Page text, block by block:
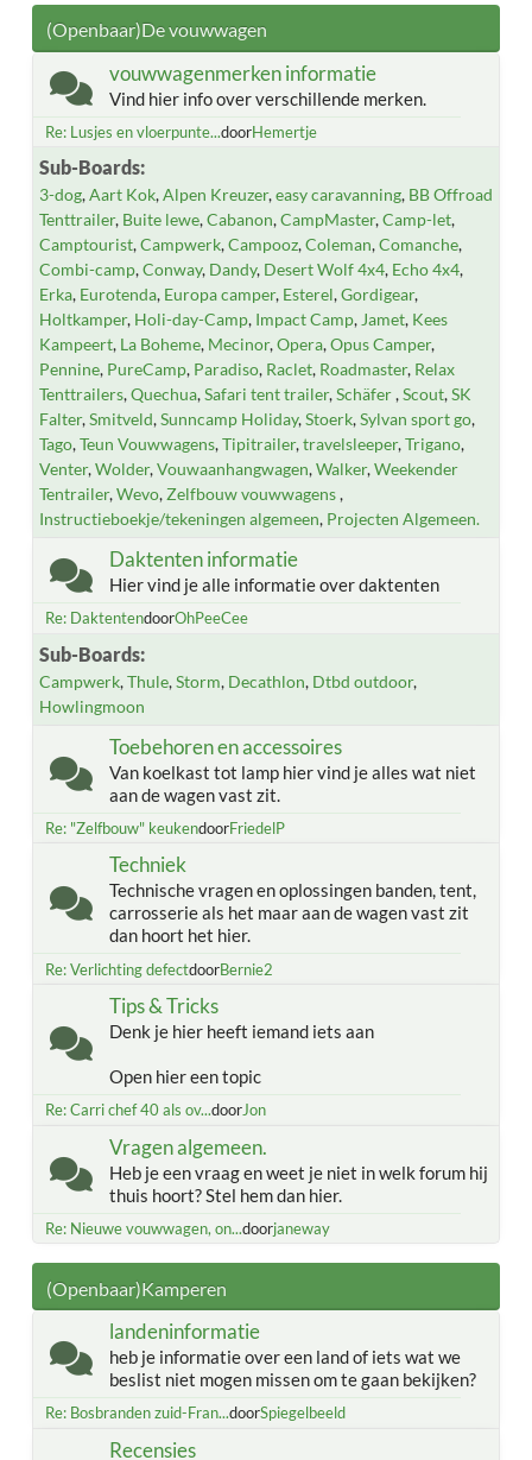
(Openbaar)De vouwwagen
vouwwagenmerken informatie
Vind hier info over verschillende merken.
Re: Lusjes en vloerpunte...doorHemertje
Sub-Boards
3-dog Aart Kok Alpen Kreuzer easy caravanning BB Offroad
Tenttrailer Buite lewe Cabanon CampMaster Camp-let
Camptourist Campwerk Campooz Coleman Comanche
Combi-camp Conway Dandy Desert Wolf 4x4 Echo 4x4
Erka Eurotenda Europa camper Esterel Gordigear
Holtkamper Holi-day-Camp Impact Camp Jamet Kees
Kampeert La Boheme Mecinor Opera Opus Camper
Pennine PureCamp Paradiso Raclet Roadmaster Relax
Tenttrailers Quechua Safari tent trailer Schäfer Scout SK
Falter Smitveld Sunncamp Holiday Stoerk Sylvan sport go
Tago Teun Vouwwagens Tipitrailer travelsleeper Trigano
Venter Wolder Vouwaanhangwagen Walker Weekender
Tentrailer Wevo Zelfbouw vouwwagens
Instructieboekje/tekeningen algemeen Projecten Algemeen.
Daktenten informatie
Hier vind je alle informatie over daktenten
Re: DaktentendoorOhPeeCee
Sub-Boards
Campwerk Thule Storm Decathlon Dtbd outdoor
Howlingmoon
Toebehoren en accessoires
Van koelkast tot lamp hier vind je alles wat niet
aan de wagen vast zit.
Re: "Zelfbouw" keukendoorFriedelP
Techniek
Technische vragen en oplossingen banden, tent,
carrosserie als het maar aan de wagen vast zit
dan hoort het hier.
Re: Verlichting defectdoorBernie2
Tips & Tricks
Denk je hier heeft iemand iets aan
Open hier een topic
Re: Carri chef 40 als ov...doorJon
Vragen algemeen.
Heb je een vraag en weet je niet in welk forum hij
thuis hoort? Stel hem dan hier.
Re: Nieuwe vouwwagen, on...doorjaneway
(Openbaar)Kamperen
landeninformatie
heb je informatie over een land of iets wat we
beslist niet mogen missen om te gaan bekijken?
Re: Bosbranden zuid-Fran...doorSpiegelbeeld
Recensies